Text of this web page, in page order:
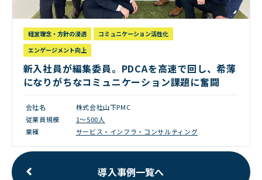
経営理念・方針の浸透
コミュニケーション活性化
エンゲージメント向上
新入社員が編集委員。PDCAを高速で回し、希薄
になりがちなコミュニケーション課題に奮闘
会社名
株式会社山下PMC
従業員規模
1〜500人
業種
サービス・インフラ・コンサルティング
導入事例一覧へ